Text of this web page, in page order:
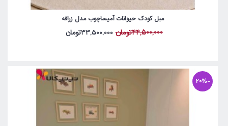
مبل کودک حیوانات آمیساچوب مدل زرافه
44,500,000تومان 33,500,000تومان
-20%